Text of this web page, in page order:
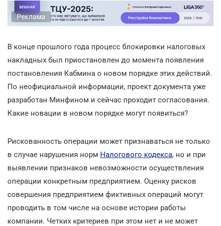
Реклама
В конце прошлого года процесс блокировки налоговых
накладных был приостановлен до момента появления
постановления Кабмина о новом порядке этих действий.
По неофициальной информации, проект документа уже
разработан Минфином и сейчас проходит согласования.
Какие новации в новом порядке могут появиться?
Рискованность операции может признаваться не только
в случае нарушения норм Налогового кодекса, но и при
выявлении признаков невозможности осуществления
операции конкретным предприятием. Оценку рисков
совершения предприятием фиктивных операций могут
проводить в том числе на основе истории работы
компании. Четких критериев при этом нет и не может